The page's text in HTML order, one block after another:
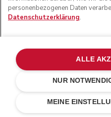
Porcelain white
CHF 1’529.15
CHF
Kosten
personenbezogenen Daten
Datenschutzerklärung.
MEINE
NUR
ALLE